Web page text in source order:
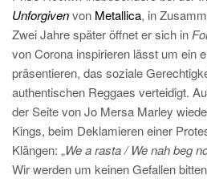
Unforgivenvon Metallica, in
Zwei Jahre später öffnet er sich in
von Corona inspirieren lässt um ein
präsentieren, das soziale
authentischen Reggaes verteidigt.
der Seite von Jo Mersa Marley
Kings, beim Deklamieren einer
Klängen: „We a rasta / We nah beg
Wir werden um keinen Gefallen